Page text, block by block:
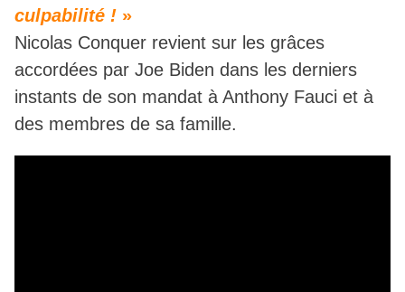
culpabilité ! »
Nicolas Conquer revient sur les grâces
accordées par Joe Biden dans les derniers
instants de son mandat à Anthony Fauci et à
des membres de sa famille.